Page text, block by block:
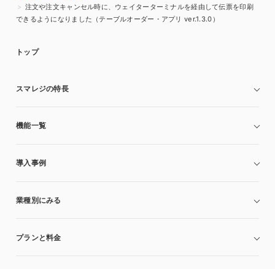
注文や注文キャンセル時に、ウェイターターミナルを経由して伝票を印刷
できるようになりました（テーブルオーダー・アプリ ver.1.3.0）
トップ
スマレジの特長
機能一覧
導入事例
業種別にみる
プランと料金